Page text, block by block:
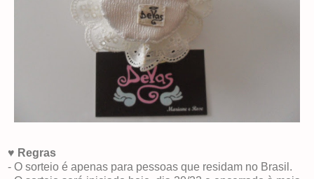
♥ Regras
- O sorteio é apenas para pessoas que residam no Brasil.